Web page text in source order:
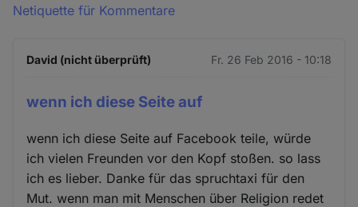
Netiquette für Kommentare
David (nicht überprüft) Fr. 26 Feb 2016 - 10:18
wenn ich diese Seite auf
wenn ich diese Seite auf Facebook teile, würde
ich vielen Freunden vor den Kopf stoßen. so lass
ich es lieber. Danke für das spruchtaxi für den
Mut. wenn man mit Menschen über Religion redet